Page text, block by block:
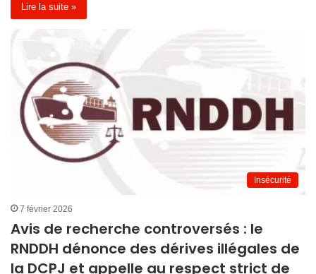
Lire la suite »
Insécurité
7 février 2026
Avis de recherche controversés : le
RNDDH dénonce des dérives illégales de
la DCPJ et appelle au respect strict de